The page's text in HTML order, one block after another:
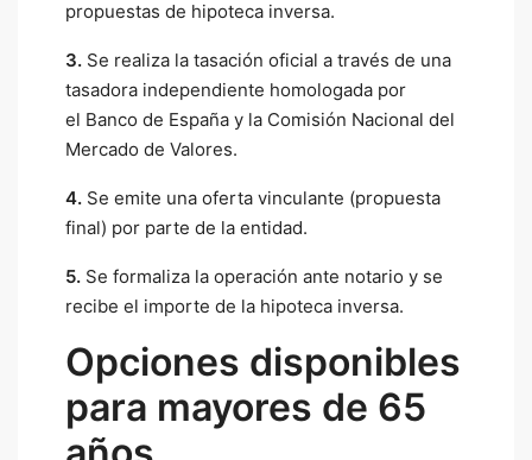
propuestas de hipoteca inversa.
3. Se realiza la tasación oficial a través de una
tasadora independiente homologada por
el Banco de España y la Comisión Nacional del
Mercado de Valores.
4. Se emite una oferta vinculante (propuesta
final) por parte de la entidad.
5. Se formaliza la operación ante notario y se
recibe el importe de la hipoteca inversa.
Opciones disponibles
para mayores de 65